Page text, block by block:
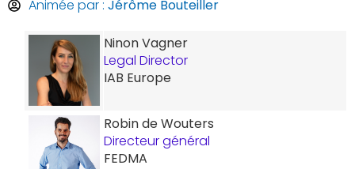
Animée par : Jérôme Bouteiller
Ninon Vagner
Legal Director
IAB Europe
Robin de Wouters
Directeur général
FEDMA